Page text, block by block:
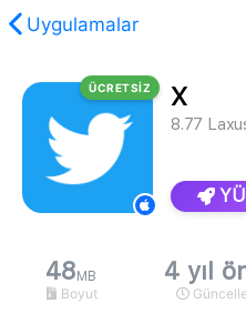
Uygulamalar
içerik bulunamadı.
ÜCRETSİZ X
8.77
48 MB
Boyut
4 yıl